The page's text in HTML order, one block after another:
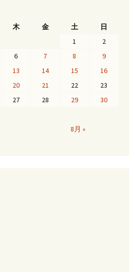
木 金 土
日
1
2
6 7 8
9
13 14 15
16
20 21 22
23
27 28 29
30
8月 »